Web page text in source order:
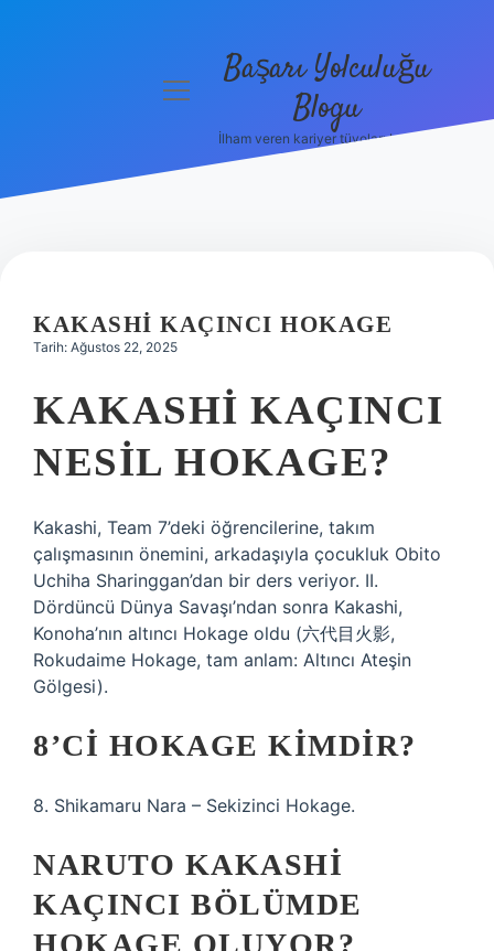
Hakkımızda
menüyüBaşarı Yolculuğu
Blogu
İlham veren kariyer tüyoları burada!
KAKASHI KAÇINCI HOKAGE
Tarih: Ağustos 22, 2025
KAKASHI KAÇINCI
NESIL HOKAGE?
Kakashi, Team 7’deki öğrencilerine, takım
çalışmasının önemini, arkadaşıyla çocukluk Obito
Uchiha Sharinggan’dan bir ders veriyor. II.
Dördüncü Dünya Savaşı’ndan sonra Kakashi,
Konoha’nın altıncı Hokage oldu (六代目火影,
Rokudaime Hokage, tam anlam: Altıncı Ateşin
Gölgesi).
8’CI HOKAGE KIMDIR?
8. Shikamaru Nara – Sekizinci Hokage.
NARUTO KAKASHI
KAÇINCI BÖLÜMDE
HOKAGE OLUYOR?